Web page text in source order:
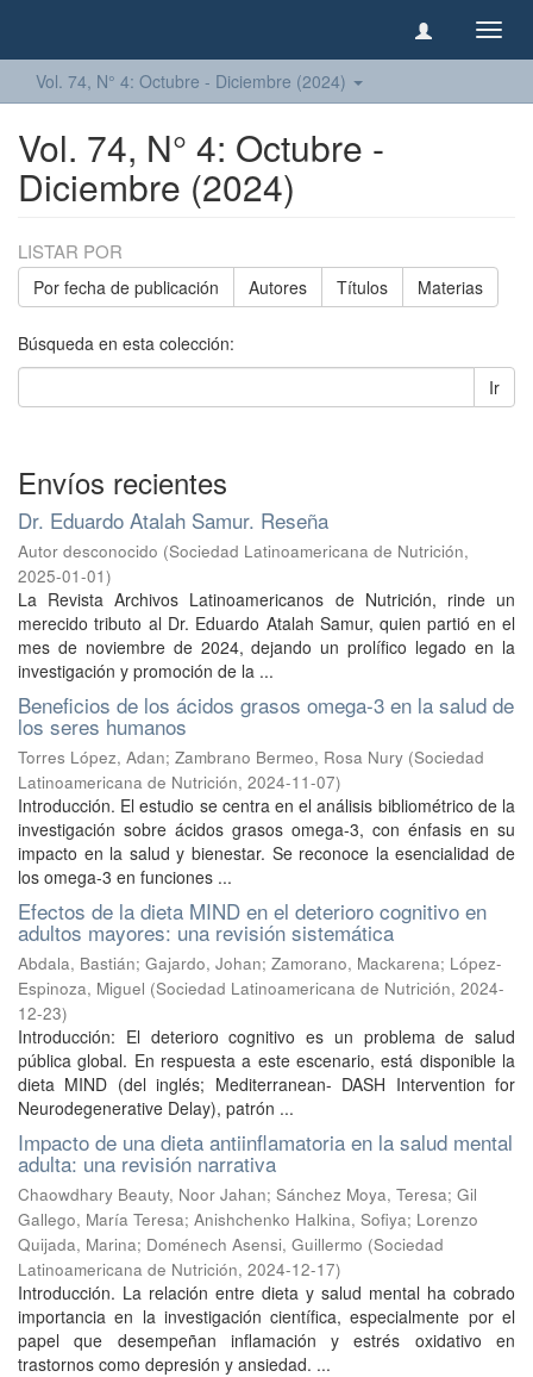
Vol. 74, N° 4: Octubre - Diciembre (2024)
Vol. 74, N° 4: Octubre -
Diciembre (2024)
LISTAR POR
Por fecha de publicación Autores Títulos Materias
Búsqueda en esta colección:
Ir
Envíos recientes
Dr. Eduardo Atalah Samur. Reseña
Autor desconocido (Sociedad Latinoamericana de Nutrición,
2025-01-01)
La Revista Archivos Latinoamericanos de Nutrición, rinde un
merecido tributo al Dr. Eduardo Atalah Samur, quien partió en el
mes de noviembre de 2024, dejando un prolífico legado en la
investigación y promoción de la ...
Beneficios de los ácidos grasos omega-3 en la salud de
los seres humanos
Torres López, Adan; Zambrano Bermeo, Rosa Nury (Sociedad
Latinoamericana de Nutrición, 2024-11-07)
Introducción. El estudio se centra en el análisis bibliométrico de la
investigación sobre ácidos grasos omega-3, con énfasis en su
impacto en la salud y bienestar. Se reconoce la esencialidad de
los omega-3 en funciones ...
Efectos de la dieta MIND en el deterioro cognitivo en
adultos mayores: una revisión sistemática
Abdala, Bastián; Gajardo, Johan; Zamorano, Mackarena; López-
Espinoza, Miguel (Sociedad Latinoamericana de Nutrición, 2024-
12-23)
Introducción: El deterioro cognitivo es un problema de salud
pública global. En respuesta a este escenario, está disponible la
dieta MIND (del inglés; Mediterranean- DASH Intervention for
Neurodegenerative Delay), patrón ...
Impacto de una dieta antiinflamatoria en la salud mental
adulta: una revisión narrativa
Chaowdhary Beauty, Noor Jahan; Sánchez Moya, Teresa; Gil
Gallego, María Teresa; Anishchenko Halkina, Sofiya; Lorenzo
Quijada, Marina; Doménech Asensi, Guillermo (Sociedad
Latinoamericana de Nutrición, 2024-12-17)
Introducción. La relación entre dieta y salud mental ha cobrado
importancia en la investigación científica, especialmente por el
papel que desempeñan inflamación y estrés oxidativo en
trastornos como depresión y ansiedad. ...